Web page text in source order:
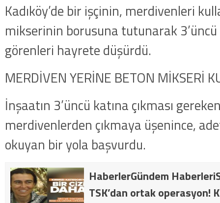
Kadıköy’de bir işçinin, merdivenleri
mikserinin borusuna tutunarak 3’üncü
görenleri hayrete düşürdü.
MERDİVEN YERİNE BETON MİKSERİ
İnşaatın 3’üncü katına çıkması
merdivenlerden çıkmaya üşenince,
okuyan bir yola başvurdu.
HaberlerGündem
TSK’dan ortak operasyon!